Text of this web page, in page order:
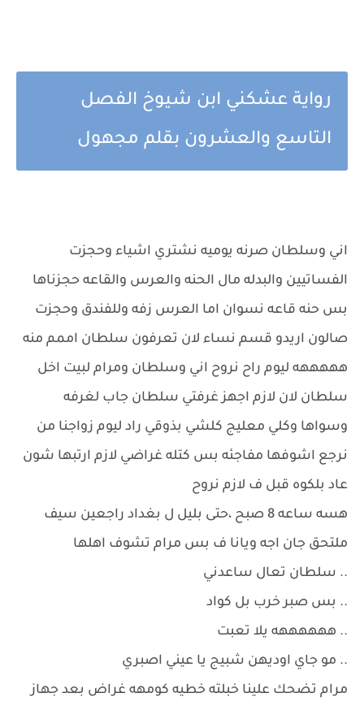
رواية عشكني ابن شيوخ الفصل
التاسع والعشرون بقلم مجهول
اني وسلطان صرنه يوميه نشتري اشياء وحجزت
الفساتيين والبدله مال الحنه والعرس والقاعه حجزناها
بس حنه قاعه نسوان اما العرس زفه وللفندق وحجزت
صالون اريدو قسم نساء لان تعرفون سلطان اممم منه
هههههه ليوم راح نروح اني وسلطان ومرام لبيت اخل
سلطان لان لازم اجهز غرفتي سلطان جاب لغرفه
وسواها وكلي معليج كلشي بذوقي راد ليوم زواجنا من
نرجع اشوفها مفاجئه بس كتله غراضي لازم ارتبها شون
عاد بلكوه قبل ف لازم نروح
هسه ساعه 8 صبح ،حتى بليل ل بغداد راجعين سيف
ملتحق جان اجه ويانا ف بس مرام تشوف اهلها
.. سلطان تعال ساعدني
.. بس صبر خرب بل كواد
.. ههههههه يلا تعبت
.. مو جاي اوديهن شبيج يا عيني اصبري
مرام تضحك علينا خبلته خطيه كومهه غراض بعد جهاز